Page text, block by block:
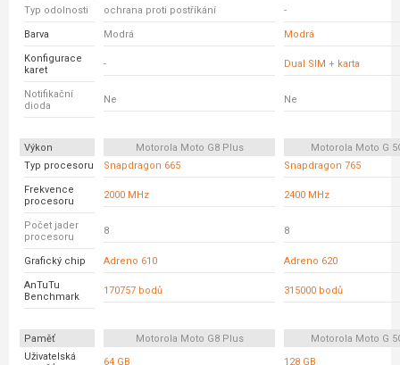
Typ odolnosti ochrana proti postříkání -
Barva Modrá Modrá
Konfigurace
karet
- Dual SIM + karta
Notifikační
dioda
Ne Ne
Výkon Motorola Moto G8 Plus
Motorola Moto G
Typ procesoru
Snapdragon 665 Snapdragon 765
Frekvence
procesoru
2000 MHz 2400 MHz
Počet jader
procesoru
8 8
Grafický chip Adreno 610 Adreno 620
AnTuTu
Benchmark
170757 bodů 315000 bodů
Paměť Motorola Moto G8 Plus
Motorola Moto G
Uživatelská
64 GB 128 GB